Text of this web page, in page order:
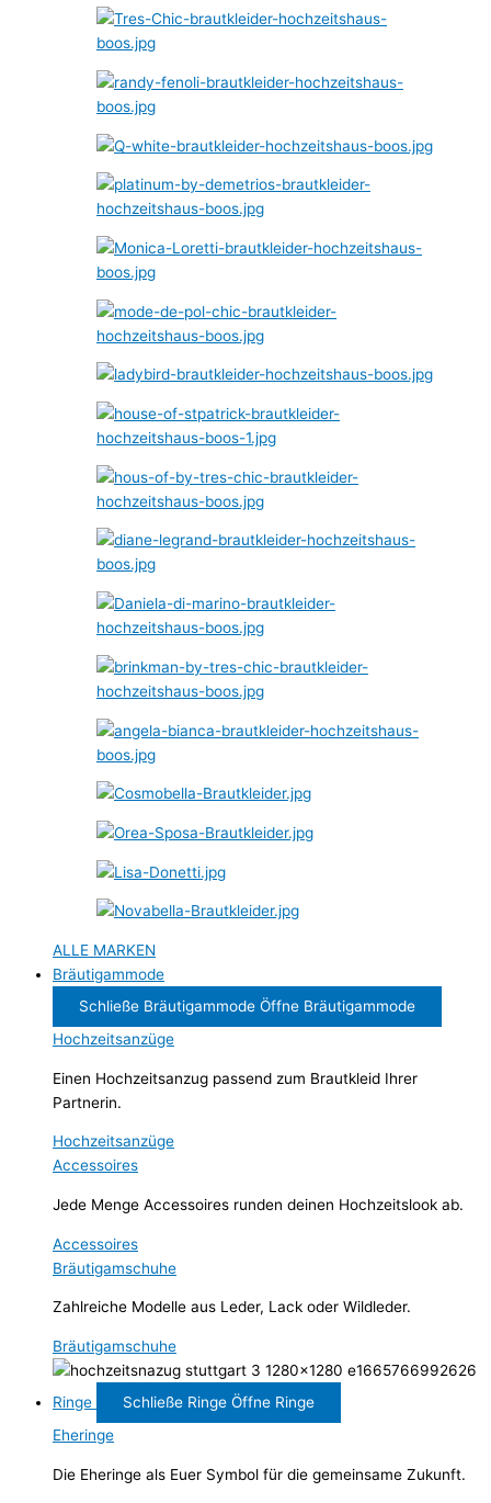
ALLE MARKEN
Bräutigammode
Schließe Bräutigammode Öffne Bräutigammode
Hochzeitsanzüge
Einen Hochzeitsanzug passend zum Brautkleid Ihrer
Partnerin.
Hochzeitsanzüge
Accessoires
Jede Menge Accessoires runden deinen Hochzeitslook ab.
Accessoires
Bräutigamschuhe
Zahlreiche Modelle aus Leder, Lack oder Wildleder.
Bräutigamschuhe
Ringe Schließe Ringe Öffne Ringe
Eheringe
Die Eheringe als Euer Symbol für die gemeinsame Zukunft.